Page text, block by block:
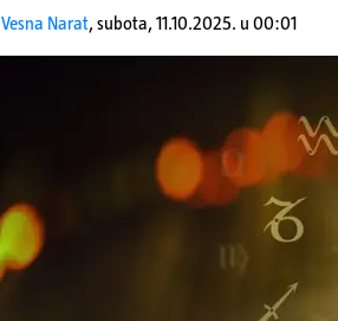
Vesna Narat,subota, 11.10.2025. u 00:01